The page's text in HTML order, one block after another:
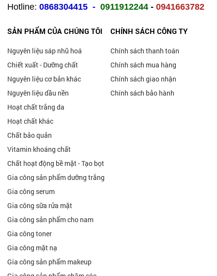
Hotline: 0868304415 - 0911912244 - 0941663782
SẢN PHẨM CỦA CHÚNG TÔI
Nguyên liệu sáp nhũ hoá
Chiết xuất - Dưỡng chất
Nguyên liệu cơ bản khác
Nguyên liệu dầu nền
Hoạt chất trắng da
Hoạt chất khác
Chất bảo quản
Vitamin khoáng chất
Chất hoạt động bề mặt - Tạo bọt
Gia công sản phẩm dưỡng trắng
Gia công serum
Gia công sữa rửa mặt
Gia công sản phẩm cho nam
Gia công toner
Gia công mặt nạ
Gia công sản phẩm makeup
CHÍNH SÁCH CÔNG TY
Chính sách thanh toán
Chính sách mua hàng
Chính sách giao nhận
Chính sách bảo hành